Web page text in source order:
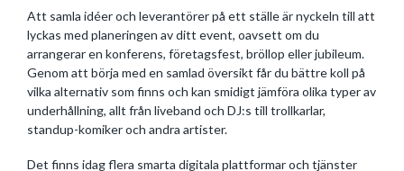
Att samla idéer och leverantörer på ett ställe är nyckeln till att
lyckas med planeringen av ditt event, oavsett om du
arrangerar en konferens, företagsfest, bröllop eller jubileum.
Genom att börja med en samlad översikt får du bättre koll på
vilka alternativ som finns och kan smidigt jämföra olika typer av
underhållning, allt från liveband och DJ:s till trollkarlar,
standup-komiker och andra artister.
Det finns idag flera smarta digitala plattformar och tjänster